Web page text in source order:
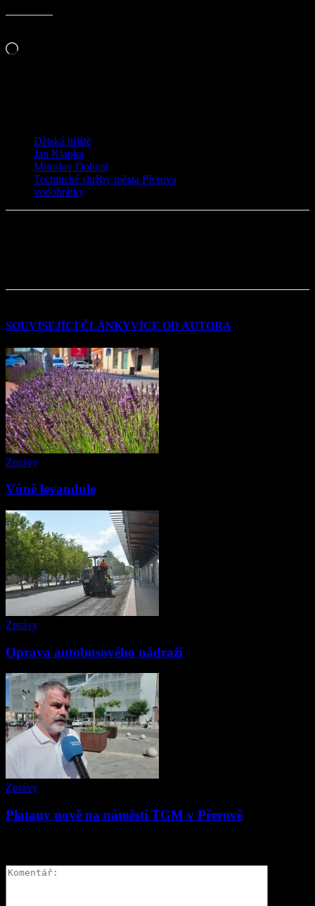
Načítání…
Dětská hřiště
Jan Klapka
Miloslav Dohnal
Technické služby města Přerova
vodohrátky
SOUVISEJÍCÍ ČLÁNKYVÍCE OD AUTORA
Zprávy
Vůně levandule
Zprávy
Oprava autobusového nádraží
Zprávy
Platany nově na náměstí TGM v Přerově